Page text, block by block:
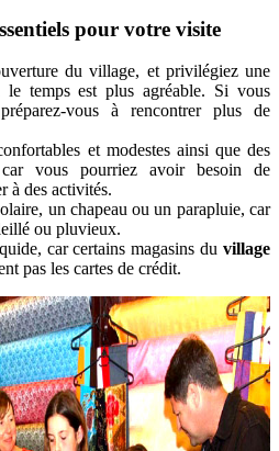
pour votre visite
du village, et privilégiez une
temps est plus agréable. Si vous
vous à rencontrer plus de
et modestes ainsi que des
car vous pourriez avoir besoin de
à des activités.
un chapeau ou un parapluie, car
ou pluvieux.
car certains magasins du village
pas les cartes de crédit.